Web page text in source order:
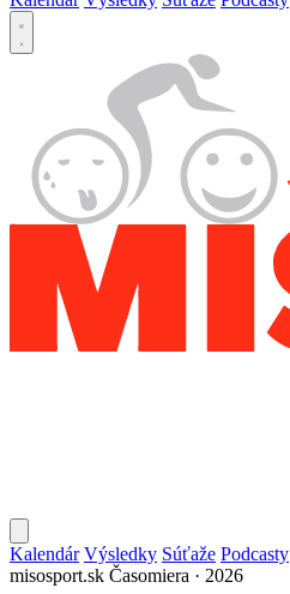
Kalendár Výsledky Súťaže Podcasty
misosport.sk Časomiera · 2026